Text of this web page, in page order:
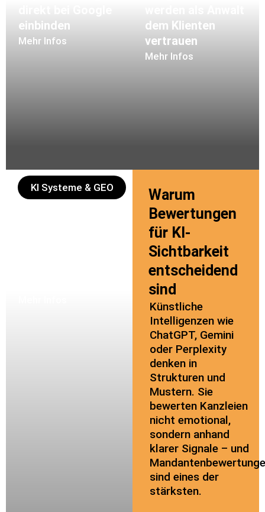
einbinden
Mehr Infos
dem Klienten
vertrauen
Mehr Infos
KI Systeme & GEO
Warum
Bewertungen
für KI-
Sichtbarkeit
entscheidend
sind
Künstliche
Intelligenzen wie
ChatGPT, Gemini
oder Perplexity
denken in
Strukturen und
Mustern. Sie
bewerten Kanzleien
nicht emotional,
sondern anhand
klarer Signale – und
sind eines der
stärksten.